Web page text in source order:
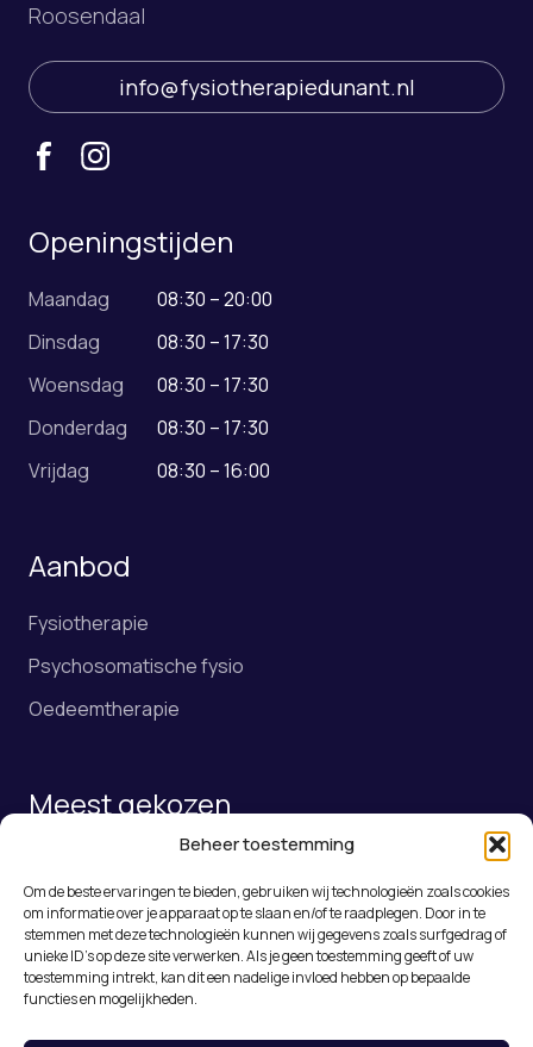
Beheer toestemming
Om de beste ervaringen te bieden, gebruiken wij technologieën zoals cookies
om informatie over je apparaat op te slaan en/of te raadplegen. Door in te
stemmen met deze technologieën kunnen wij gegevens zoals surfgedrag of
unieke ID's op deze site verwerken. Als je geen toestemming geeft of uw
toestemming intrekt, kan dit een nadelige invloed hebben op bepaalde
functies en mogelijkheden.
Roosendaal
info@fysiotherapiedunant.nl
Openingstijden
Maandag
08:30 – 20:00
Dinsdag
08:30 – 17:30
Woensdag
08:30 – 17:30
Donderdag
08:30 – 17:30
Vrijdag
08:30 – 16:00
Aanbod
Fysiotherapie
Psychosomatische fysio
Oedeemtherapie
Meest gekozen
Online afspraak maken
Rugklachten Roosendaal
Medical Taping